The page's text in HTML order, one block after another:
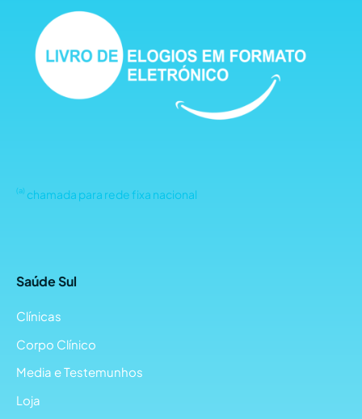
(a) chamada para rede fixa nacional
Saúde Sul
Clínicas
Corpo Clínico
Media e Testemunhos
Loja